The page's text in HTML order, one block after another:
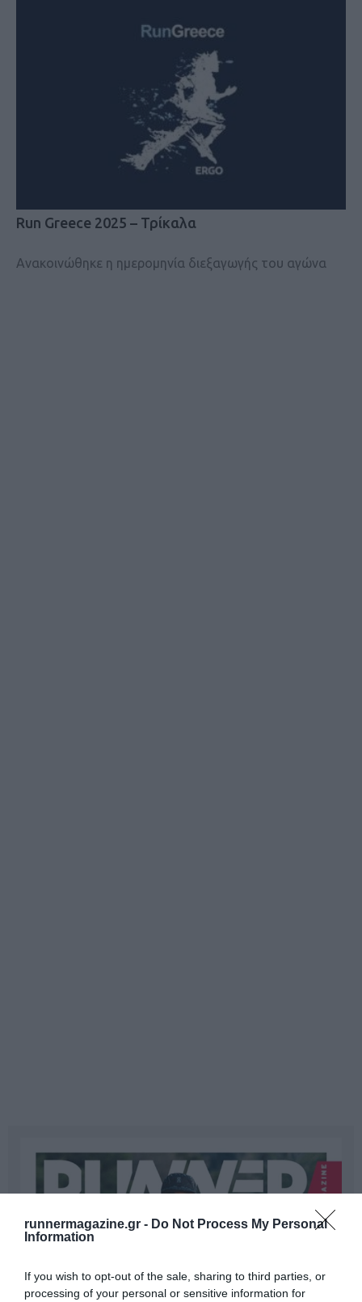
runnermagazine.gr - Do Not Process My Personal
Information
If you wish to opt-out of the sale, sharing to third parties, or
processing of your personal or sensitive information for
Run Greece 2025 – Τρίκαλα
Ανακοινώθηκε η ημερομηνία διεξαγωγής του αγώνα